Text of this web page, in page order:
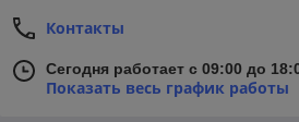
Контакты
Сегодня работает с 09:00 до
Показать весь график работы